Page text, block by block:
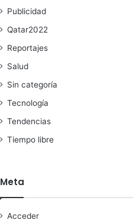
Publicidad
Qatar2022
Reportajes
Salud
Sin categoría
Tecnología
Tendencias
Tiempo libre
Meta
Acceder